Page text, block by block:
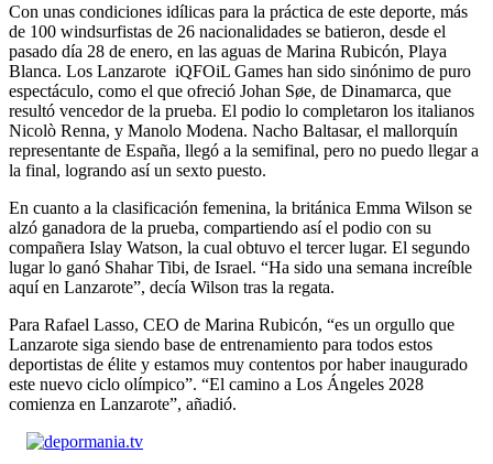
Con unas condiciones idílicas para la práctica de este deporte, más
de 100 windsurfistas de 26 nacionalidades se batieron, desde el
pasado día 28 de enero, en las aguas de Marina Rubicón, Playa
Blanca. Los Lanzarote iQFOiL Games han sido sinónimo de puro
espectáculo, como el que ofreció Johan Søe, de Dinamarca, que
resultó vencedor de la prueba. El podio lo completaron los italianos
Nicolò Renna, y Manolo Modena. Nacho Baltasar, el mallorquín
representante de España, llegó a la semifinal, pero no puedo llegar a
la final, logrando así un sexto puesto.
En cuanto a la clasificación femenina, la británica Emma Wilson se
alzó ganadora de la prueba, compartiendo así el podio con su
compañera Islay Watson, la cual obtuvo el tercer lugar. El segundo
lugar lo ganó Shahar Tibi, de Israel. “Ha sido una semana increíble
aquí en Lanzarote”, decía Wilson tras la regata.
Para Rafael Lasso, CEO de Marina Rubicón, “es un orgullo que
Lanzarote siga siendo base de entrenamiento para todos estos
deportistas de élite y estamos muy contentos por haber inaugurado
este nuevo ciclo olímpico”. “El camino a Los Ángeles 2028
comienza en Lanzarote”, añadió.